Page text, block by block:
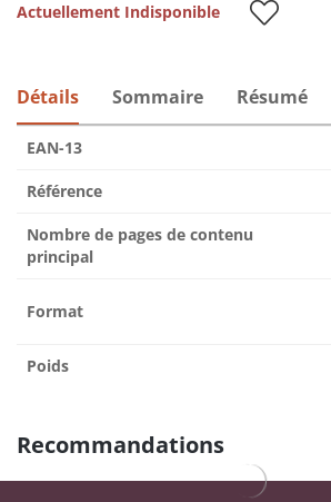
Actuellement Indisponible
Détails Sommaire Résumé
EAN-13
Référence
Nombre de pages de contenu
principal
Format
Poids
Recommandations